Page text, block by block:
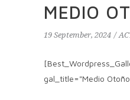
MEDIO
19 September, 2024
gal_title="Medio